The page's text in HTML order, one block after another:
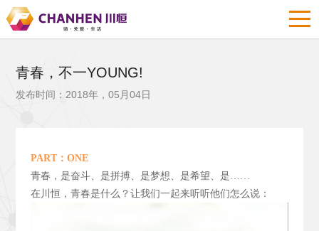
青春，不一YOUNG!
发布时间：2018年，05月04日
PART：ONE
青春，是奋斗、是拼搏、是梦想、是希望、是……
在川恒，青春是什么？让我们一起来听听他们怎么说：